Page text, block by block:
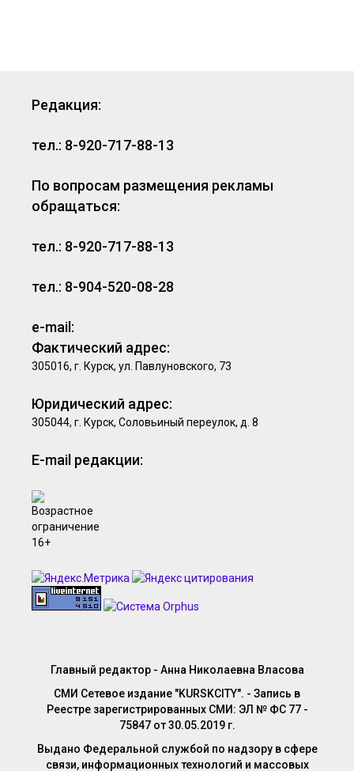
Редакция:
тел.: 8-920-717-88-13
По вопросам размещения рекламы
обращаться:
тел.: 8-920-717-88-13
тел.: 8-904-520-08-28
e-mail:
Фактический адрес:
305016, г. Курск, ул. Павлуновского, 73
Юридический адрес:
305044, г. Курск, Соловьиный переулок, д. 8
E-mail редакции:
Главный редактор - Анна Николаевна Власова
СМИ Сетевое издание "KURSKCITY". - Запись в
Реестре зарегистрированных СМИ: ЭЛ № ФС 77 -
75847 от 30.05.2019 г.
Выдано Федеральной службой по надзору в сфере
связи, информационных технологий и массовых